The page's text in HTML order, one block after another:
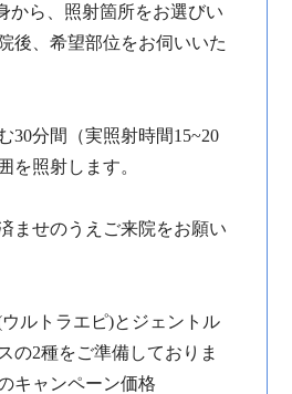
から、照射箇所をお選びい
後、希望部位をお伺いいた
30分間（実照射時間15~20
を照射します。
ませのうえご来院をお願い
ルトラエピ)とジェントル
の2種をご準備しておりま
キャンペーン価格